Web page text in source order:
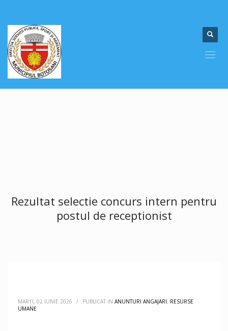
Rezultat selectie concurs intern pentru
postul de receptionist
MARȚI, 02 IUNIE 2026 / PUBLICAT IN ANUNTURI ANGAJARI, RESURSE
UMANE